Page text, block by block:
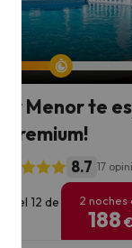
Menor te
Premium!
8.7 17
el 12 de
2 noches
188 €